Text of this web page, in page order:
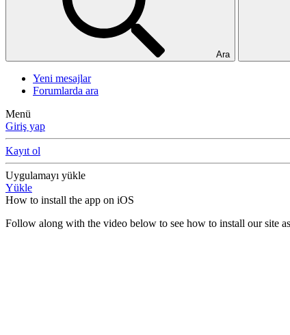
Ara
Yeni mesajlar
Forumlarda ara
Menü
Giriş yap
Kayıt ol
Uygulamayı yükle
Yükle
How to install the app on iOS
Follow along with the video below to see how to install our site